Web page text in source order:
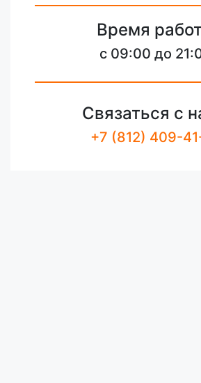
Время
c 09:00 до
Связаться с
+7 (812) 409-